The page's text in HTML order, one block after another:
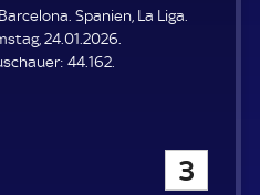
E
L
E
N
Spanien, La Liga.
24.01.2026.
Z
44.162.
3